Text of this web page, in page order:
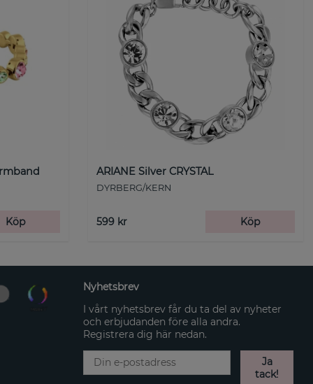
Köp
ARIANE Silver CRYSTAL
DYRBERG/KERN
599 kr Köp
Nyhetsbrev
I vårt nyhetsbrev får du ta del av nyheter
och erbjudanden före alla andra.
Registrera dig här nedan.
Ja
tack!